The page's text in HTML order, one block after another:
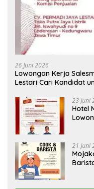
26 Juni 2026
Lowongan Kerja
Lestari Cari Kandidat
23 Juni
Hotel
21 Juni